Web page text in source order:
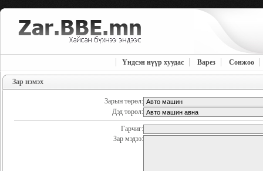
Үндсэн нүүр хуудас Варез Сонжоо
Зар нэмэх
Зарын төрөл:
Дэд төрөл:
Гарчиг:
Зар мэдээ: